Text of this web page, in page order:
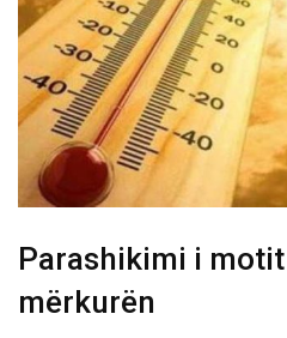
Parashikimi i
mërkurën